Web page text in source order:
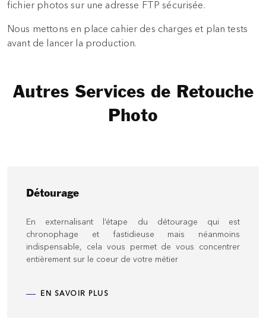
fichier photos sur une adresse FTP sécurisée.
Nous mettons en place cahier des charges et plan tests
avant de lancer la production.
Autres Services de Retouche
Photo
Détourage
En externalisant l’étape du détourage qui est
chronophage et fastidieuse mais néanmoins
indispensable, cela vous permet de vous concentrer
entièrement sur le coeur de votre métier
EN SAVOIR PLUS